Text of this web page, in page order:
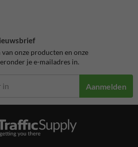
onze producten en onze
je e-mailadres in.
Aanmelden